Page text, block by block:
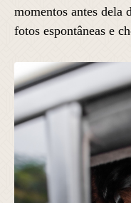
momentos antes dela
fotos espontâneas e